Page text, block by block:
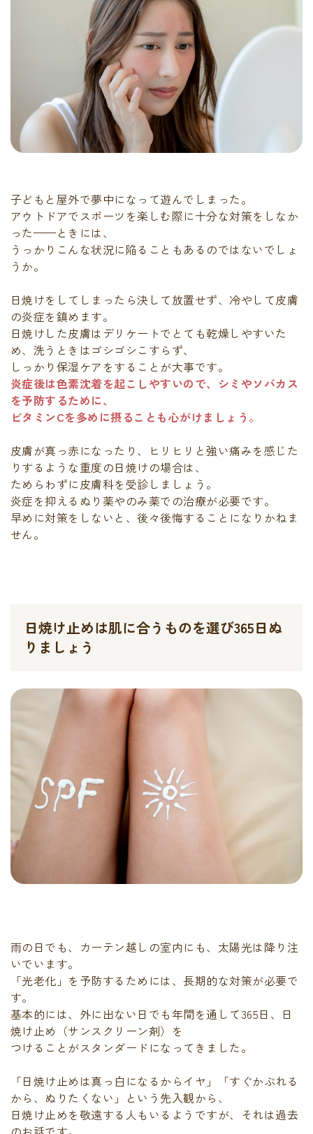
子どもと屋外で夢中になって遊んでしまった。
アウトドアでスポーツを楽しむ際に十分な対策をしなか
った——ときには、
うっかりこんな状況に陥ることもあるのではないでしょ
うか。
日焼けをしてしまったら決して放置せず、冷やして皮膚
の炎症を鎮めます。
日焼けした皮膚はデリケートでとても乾燥しやすいた
め、洗うときはゴシゴシこすらず、
しっかり保湿ケアをすることが大事です。
炎症後は色素沈着を起こしやすいので、シミやソバカス
を予防するために、
ビタミンCを多めに摂ることも心がけましょう。
皮膚が真っ赤になったり、ヒリヒリと強い痛みを感じた
りするような重度の日焼けの場合は、
ためらわずに皮膚科を受診しましょう。
炎症を抑えるぬり薬やのみ薬での治療が必要です。
早めに対策をしないと、後々後悔することになりかねま
せん。
日焼け止めは肌に合うものを選び365日ぬ
りましょう
雨の日でも、カーテン越しの室内にも、太陽光は降り注
いでいます。
「光老化」を予防するためには、長期的な対策が必要で
す。
基本的には、外に出ない日でも年間を通して365日、日
焼け止め（サンスクリーン剤）を
つけることがスタンダードになってきました。
「日焼け止めは真っ白になるからイヤ」「すぐかぶれる
から、ぬりたくない」という先入観から、
日焼け止めを敬遠する人もいるようですが、それは過去